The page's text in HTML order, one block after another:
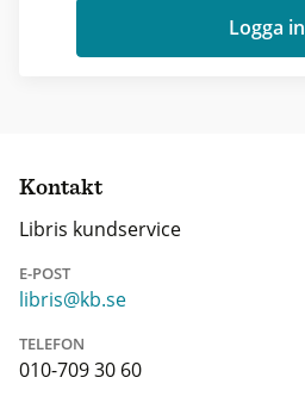
Logga in
Kontakt
Libris kundservice
E-POST
libris@kb.se
TELEFON
010-709 30 60